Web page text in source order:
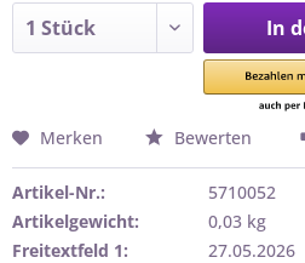
In
Merken Bewerten
Artikel-Nr.:
5710052
Artikelgewicht:
0,03 kg
Freitextfeld 1:
27.05.2026